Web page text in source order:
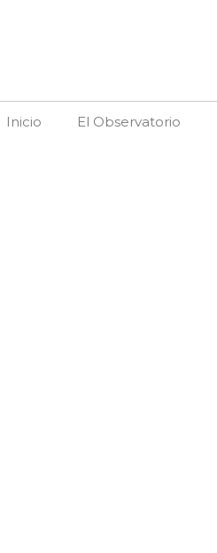
Inicio El Observatorio